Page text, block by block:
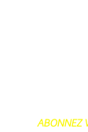
ABONNEZ